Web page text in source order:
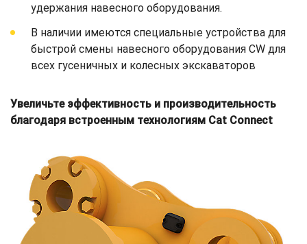
удержания навесного оборудования.
В наличии имеются специальные устройства для
быстрой смены навесного оборудования CW для
всех гусеничных и колесных экскаваторов
Увеличьте эффективность и производительность
благодаря встроенным технологиям Cat Connect